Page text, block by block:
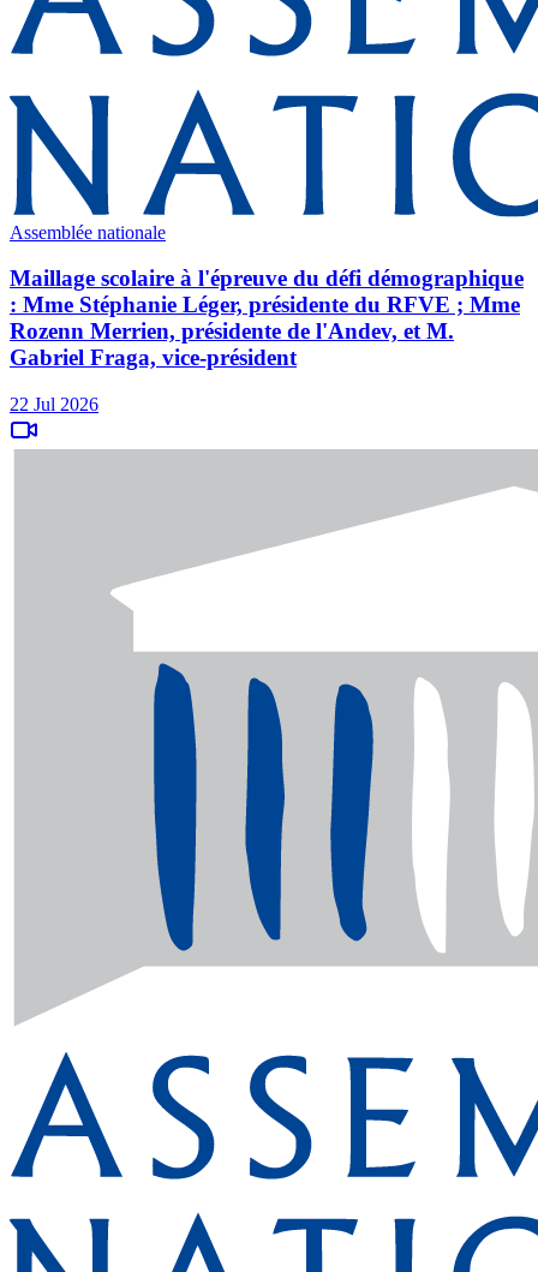
Assemblée nationale
Maillage scolaire à l'épreuve du défi démographique
: Mme Stéphanie Léger, présidente du RFVE ; Mme
Rozenn Merrien, présidente de l'Andev, et M.
Gabriel Fraga, vice-président
22 Jul 2026